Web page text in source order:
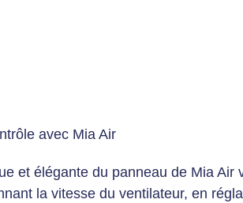
avec Mia Air
et élégante du panneau de Mia
la vitesse du ventilateur, en